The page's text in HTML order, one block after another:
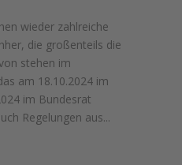
wieder zahlreiche
die großenteils die
stehen im
am 18.10.2024 im
im Bundesrat
Regelungen aus...